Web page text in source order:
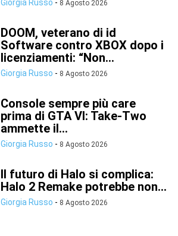
Giorgia Russo - 8 Agosto 2026
DOOM, veterano di id
Software contro XBOX dopo i
licenziamenti: “Non...
Giorgia Russo - 8 Agosto 2026
Console sempre più care
prima di GTA VI: Take-Two
ammette il...
Giorgia Russo - 8 Agosto 2026
Il futuro di Halo si complica:
Halo 2 Remake potrebbe non...
Giorgia Russo - 8 Agosto 2026